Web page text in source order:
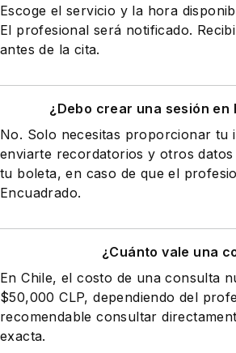
Escoge el servicio y la hora
El profesional será notificado.
antes de la cita.
¿Debo crear una sesión
No. Solo necesitas proporcionar tu
enviarte recordatorios y otros
tu boleta, en caso de que el
Encuadrado.
¿Cuánto vale una
En Chile, el costo de una consulta
$50,000 CLP, dependiendo del
recomendable consultar
exacta.